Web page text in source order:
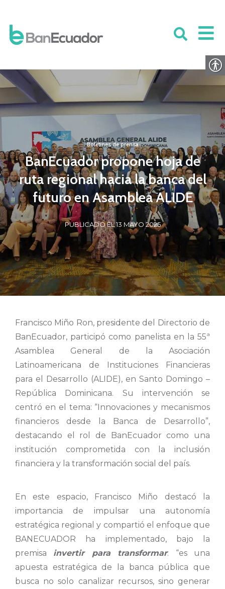
Boletines de prensa
BanEcuador propone hoja de
ruta regional hacia la banca del
futuro en Asamblea ALIDE
PUBLICADO EL 13 MAYO 2025
Francisco Miño Ron, presidente del Directorio de
BanEcuador, participó como panelista en la 55ª
Asamblea General de la Asociación
Latinoamericana de Instituciones Financieras
para el Desarrollo (ALIDE), en Santo Domingo –
República Dominicana. Su intervención se
centró en el tema: “Innovaciones y mecanismos
financieros desde la Banca de Desarrollo”,
destacando el rol de BanEcuador como una
institución comprometida con la inclusión
financiera y la transformación social del país.
En este espacio, Francisco Miño destacó la
importancia de impulsar una autonomía
estratégica regional y compartió el enfoque que
BANECUADOR ha implementado, bajo la
premisa invertir para transformar: “es una
apuesta estratégica de la banca pública que
busca no solo canalizar recursos, sino generar